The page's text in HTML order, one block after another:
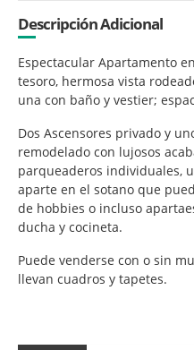
Descripción Adicional
Espectacular Apartamento
tesoro, hermosa vista
una con baño y vestier;
Dos Ascensores privado y
remodelado con lujosos
parqueaderos individuales,
aparte en el sotano que
de hobbies o incluso
ducha y cocineta.
Puede venderse con o sin
llevan cuadros y tapetes.